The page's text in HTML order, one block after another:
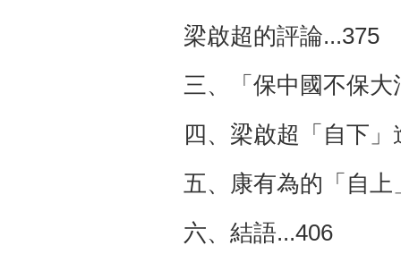
梁啟超的評論...375
三、「保中國不保
四、梁啟超「自下
五、康有為的「自
六、結語...406